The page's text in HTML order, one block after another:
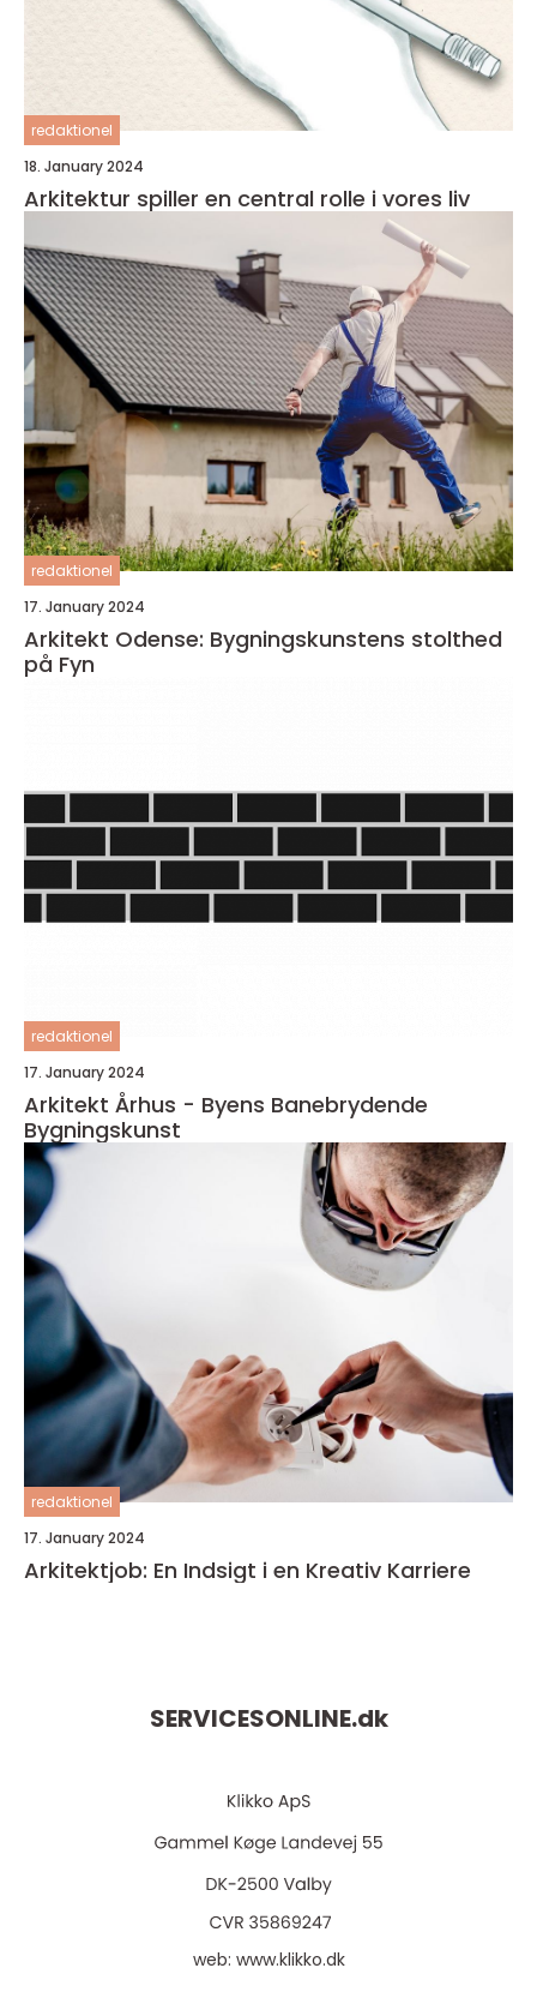
redaktionel
18. January 2024
Arkitektur spiller en central rolle i vores liv
redaktionel
17. January 2024
Arkitekt Odense: Bygningskunstens stolthed
på Fyn
redaktionel
17. January 2024
Arkitekt Århus - Byens Banebrydende
Bygningskunst
redaktionel
17. January 2024
Arkitektjob: En Indsigt i en Kreativ Karriere
SERVICESONLINE.dk
web: www.klikko.dk